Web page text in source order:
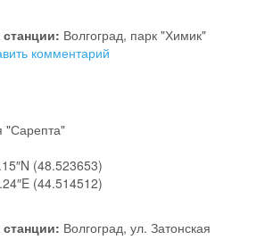
Волгоград, парк "Химик"
комментарий
"Сарепта"
(48.523653)
(44.514512)
Волгоград, ул. Затонская